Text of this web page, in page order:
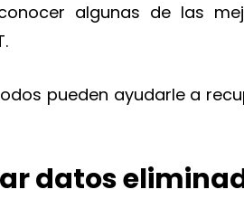
algunas de las
pueden ayudarle a
datos